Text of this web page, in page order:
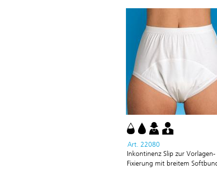
Art. 22080
Inkontinenz Slip zur Vorlagen-
Fixierung mit breitem